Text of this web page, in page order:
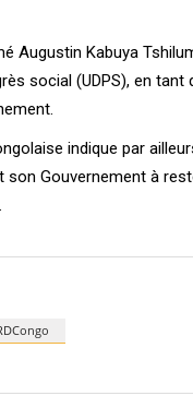
Augustin Kabuya
social (UDPS), en
indique par
Gouvernement à